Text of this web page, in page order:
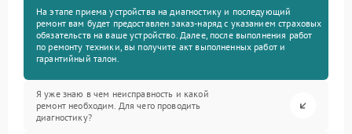
На этапе приема устройства на диагностику и последующий
ремонт вам будет предоставлен заказ-наряд с указанием страховых
обязательств на ваше устройство. Далее, после выполнения работ
по ремонту техники, вы получите акт выполненных работ и
гарантийный талон.
Я уже знаю в чем неисправность и какой
ремонт необходим. Для чего проводить
диагностику?